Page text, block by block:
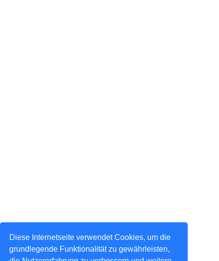
Diese Internetseite verwendet Cookies, um die
grundlegende Funktionalität zu gewährleisten,